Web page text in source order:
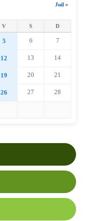
Juil »
5 6 7
12 13 14
19 20 21
26 27 28